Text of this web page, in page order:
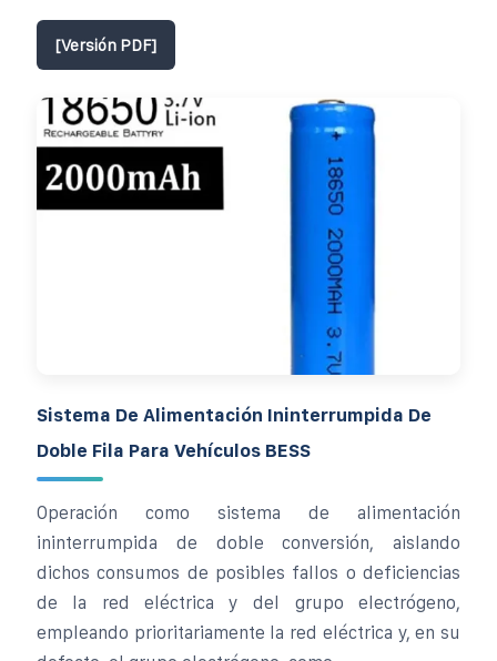
[Versión PDF]
Sistema De Alimentación Ininterrumpida De
Doble Fila Para Vehículos BESS
Operación como sistema de alimentación
ininterrumpida de doble conversión, aislando
dichos consumos de posibles fallos o deficiencias
de la red eléctrica y del grupo electrógeno,
empleando prioritariamente la red eléctrica y, en su